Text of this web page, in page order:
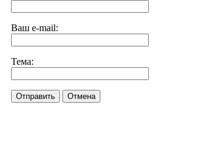
Ваш e-mail:
Тема:
Отправить Отмена